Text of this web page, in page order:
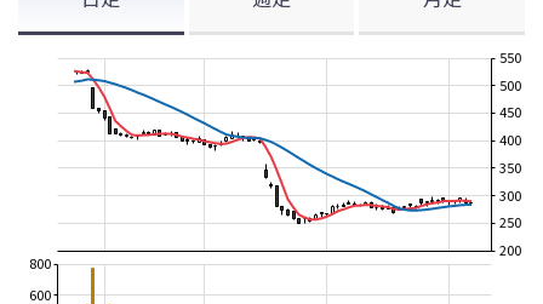
200
250
300
350
400
450
500
550
600
800